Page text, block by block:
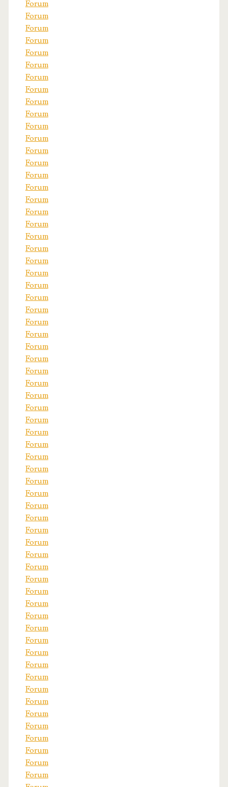
Forum
Forum
Forum
Forum
Forum
Forum
Forum
Forum
Forum
Forum
Forum
Forum
Forum
Forum
Forum
Forum
Forum
Forum
Forum
Forum
Forum
Forum
Forum
Forum
Forum
Forum
Forum
Forum
Forum
Forum
Forum
Forum
Forum
Forum
Forum
Forum
Forum
Forum
Forum
Forum
Forum
Forum
Forum
Forum
Forum
Forum
Forum
Forum
Forum
Forum
Forum
Forum
Forum
Forum
Forum
Forum
Forum
Forum
Forum
Forum
Forum
Forum
Forum
Forum